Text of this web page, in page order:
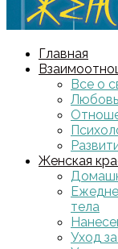
Главная
Все о
Женская
тела
Уход